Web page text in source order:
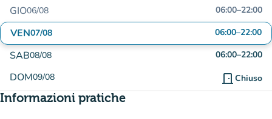
GIO06/08 06:00–22:00
VEN07/08 06:00–22:00
SAB08/08 06:00–22:00
DOM09/08 door_front Chiuso
Informazioni pratiche